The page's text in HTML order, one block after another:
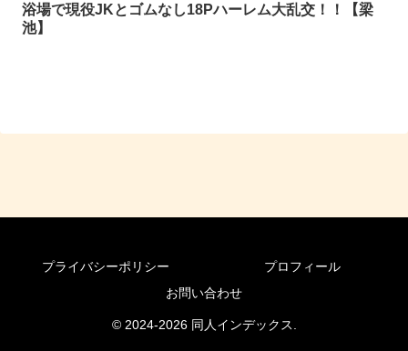
浴場で現役JKとゴムなし18Pハーレム大乱交！！【梁
池】
プライバシーポリシー
プロフィール
お問い合わせ
© 2024-2026 同人インデックス.